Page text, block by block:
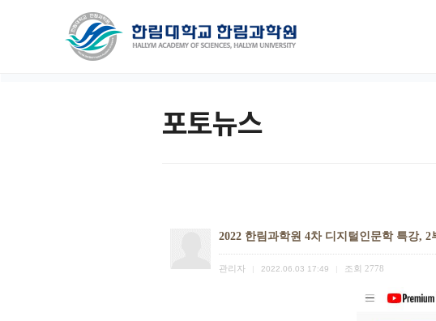
포토뉴스
2022 한림과학원 4차 디지털인문학 특강, 2
관리자 2022.06.03 17:49 조회 2778